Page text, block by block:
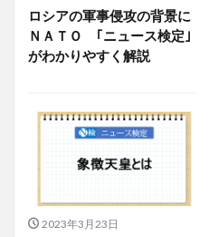
ロシアの軍事侵攻の背景に
ＮＡＴＯ ｢ニュース検定｣
がわかりやすく解説
2023年3月23日